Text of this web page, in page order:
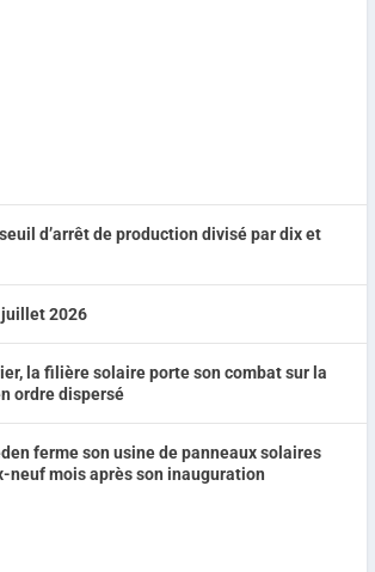
d’arrêt de production divisé par dix et
juillet 2026
la filière solaire porte son combat sur la
ordre dispersé
ferme son usine de panneaux solaires
neuf mois après son inauguration